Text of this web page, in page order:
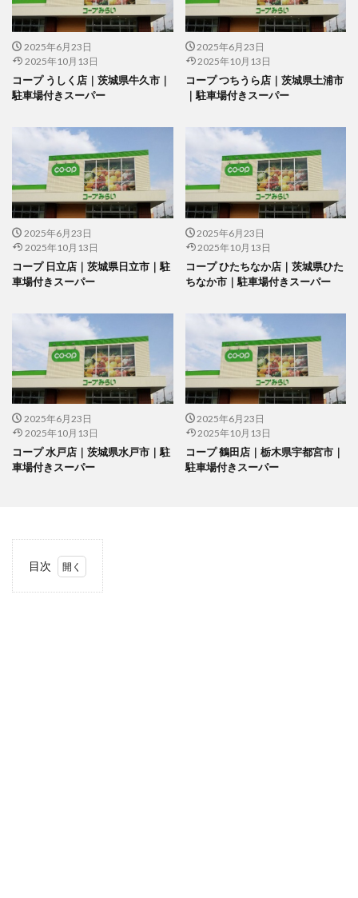
2025年6月23日
2025年10月13日
コープ うしく店｜茨城県牛久市｜
駐車場付きスーパー
2025年6月23日
2025年10月13日
コープ つちうら店｜茨城県土浦市
｜駐車場付きスーパー
2025年6月23日
2025年10月13日
コープ 日立店｜茨城県日立市｜駐
車場付きスーパー
2025年6月23日
2025年10月13日
コープ ひたちなか店｜茨城県ひた
ちなか市｜駐車場付きスーパー
2025年6月23日
2025年10月13日
コープ 水戸店｜茨城県水戸市｜駐
車場付きスーパー
2025年6月23日
2025年10月13日
コープ 鶴田店｜栃木県宇都宮市｜
駐車場付きスーパー
目次